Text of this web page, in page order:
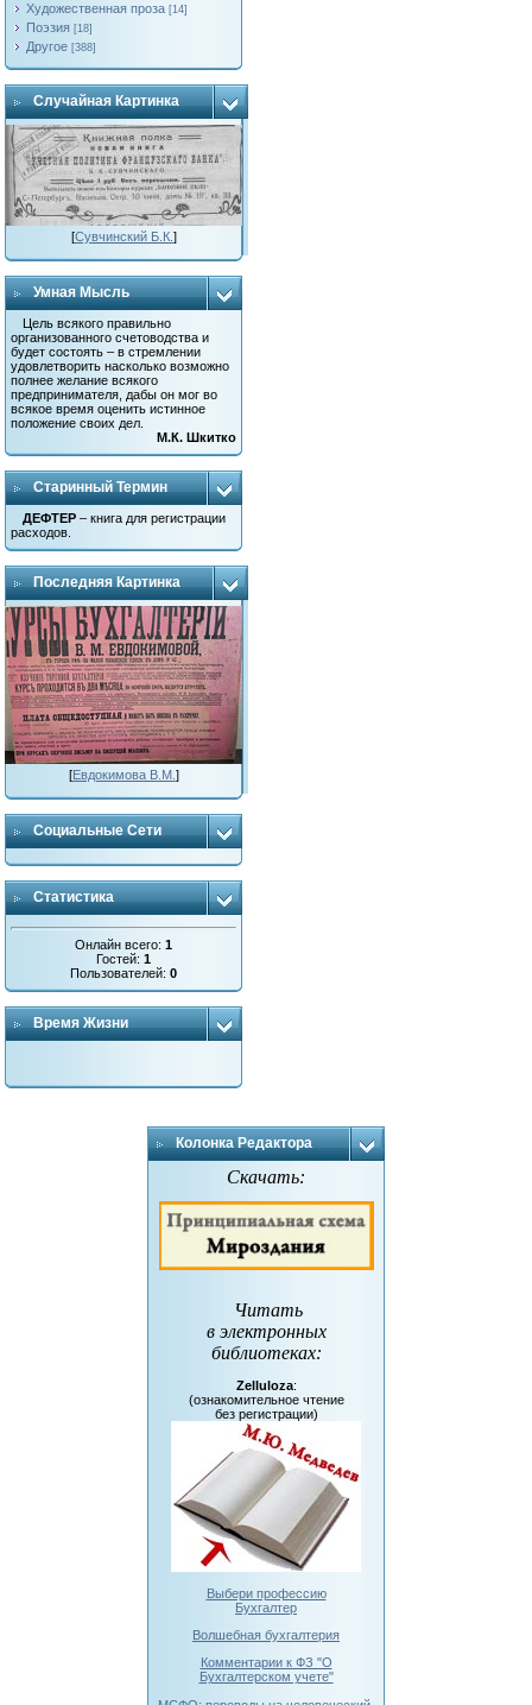
Художественная проза [14]
Поэзия [18]
Другое [388]
Случайная Картинка
[Сувчинский Б.К. ]
Умная Мысль
Цель всякого правильно
организованного счетоводства и
будет состоять – в стремлении
удовлетворить насколько возможно
полнее желание всякого
предпринимателя, дабы он мог во
всякое время оценить истинное
положение своих дел.
М.К. Шкитко
Старинный Термин
ДЕФТЕР – книга для регистрации
расходов.
Последняя Картинка
[Евдокимова В.М. ]
Социальные Сети
Статистика
Онлайн всего:1
Гостей:1
Пользователей:0
Время Жизни
Колонка Редактора
Скачать:
Читать
в электронных
библиотеках:
Zelluloza:
(ознакомительное чтение
без регистрации)
Выбери профессию
Бухгалтер
Волшебная бухгалтерия
Комментарии к ФЗ "О
Бухгалтерском учете"